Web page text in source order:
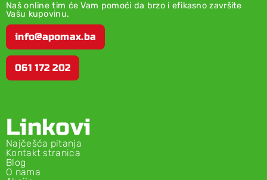
Naš online tim će Vam pomoći da brzo i efikasno završite
Vašu kupovinu.
info@apomax.ba
061 172 202
Linkovi
Najčešća pitanja
Kontakt stranica
Blog
O nama